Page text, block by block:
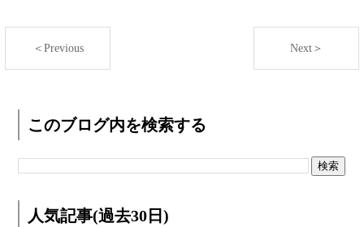
＜Previous Next＞
このブログ内を検索する
人気記事(過去30日)